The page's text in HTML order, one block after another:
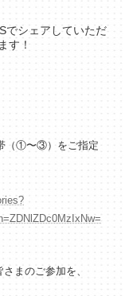
でシェアしていただ
す！
（①〜③）をご指定
まのご参加を、